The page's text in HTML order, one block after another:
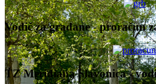
Vodič za građane - proračun
TZ Meridiana Slavonica -